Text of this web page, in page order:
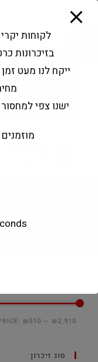
פתח סרגל
Products
search
החשבון שלי
Products
>
₪510 — ₪2,910
סוג זיכרון
לקוחות
בזיכרונות
ייקח לנו מעט
ישנו צפי